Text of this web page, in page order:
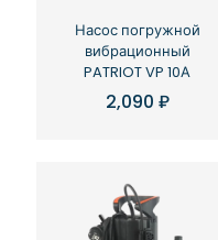
Насос погружной
вибрационный
PATRIOT VP 10А
2,090 ₽